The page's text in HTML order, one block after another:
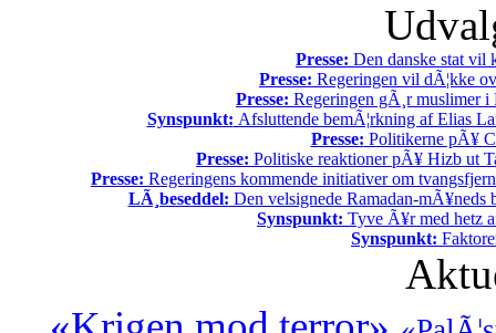
Presse: Den danske stat vil
Presse: Regeringen vil dÃ¦kke
Presse: Regeringen gÃ¸r muslimer
Synspunkt: Afsluttende bemÃ¦rkning af Elias
Presse: Politikerne pÃ¥
Presse: Politiske reaktioner pÃ¥ Hizb ut
Presse: Regeringens kommende initiativer om
LÃ¸beseddel: Den velsignede Ramadan-mÃ¥neds
Synspunkt: Tyve Ã¥r med hetz
Synspunkt: